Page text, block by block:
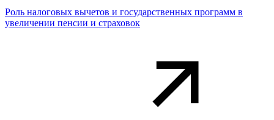
Роль налоговых вычетов и государственных программ в
увеличении пенсии и страховок